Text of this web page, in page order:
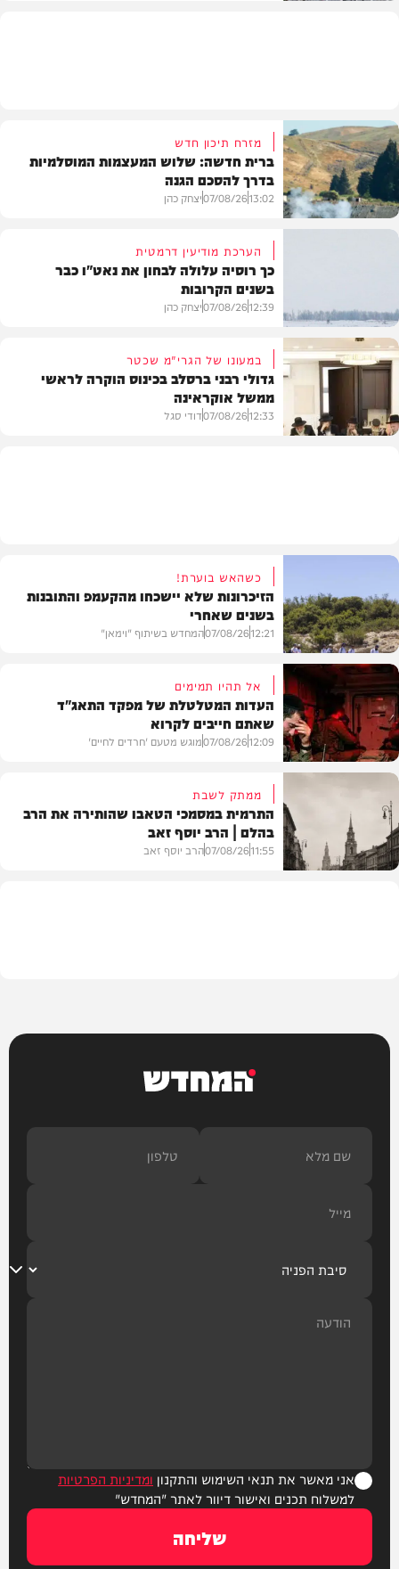
מזרח תיכון חדש
ברית חדשה: שלוש המעצמות המוסלמיות
בדרך להסכם הגנה
13:02
07/08/26יצחק כהן
הערכת מודיעין דרמטית
כך רוסיה עלולה לבחון את נאט"ו כבר
בשנים הקרובות
12:39
07/08/26יצחק כהן
במעונו של הגרי"מ שכטר
גדולי רבני ברסלב בכינוס הוקרה לראשי
ממשל אוקראינה
12:33
07/08/26דודי סגל
וידאו
כשהאש בוערת!
הזיכרונות שלא יישכחו מהקעמפ והתובנות
בשנים שאחרי
12:21
07/08/26המחדש בשיתוף "וימאן"
דעות
אל תהיו תמימים
העדות המטלטלת של מפקד התאג"ד
שאתם חייבים לקרוא
12:09
07/08/26מוגש מטעם 'חרדים לחיים'
ממתק לשבת
התרמית במסמכי הטאבו שהותירה את הרב
בהלם | הרב יוסף זאב
11:55
07/08/26הרב יוסף זאב
המחדש
אני מאשר את תנאי השימוש והתקנון ומדיניות הפרטיות
למשלוח תכנים ואישור דיוור לאתר "המחדש"
שליחה